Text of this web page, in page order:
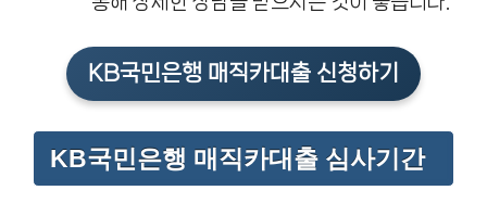
KB국민은행 매직카대출 신청하기
KB국민은행 매직카대출 심사기간